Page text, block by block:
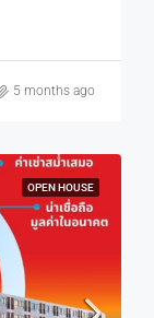
5 months ago
OPEN HOUSE